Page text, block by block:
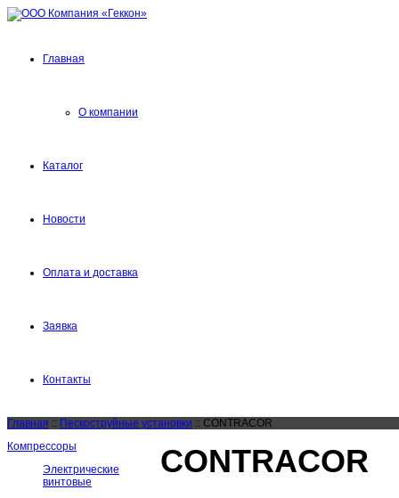
Главная
О компании
Каталог
Новости
Оплата и доставка
Заявка
Контакты
Главная :: Пескоструйные установки :: CONTRACOR
Компрессоры
Электрические
винтовые
CONTRACOR